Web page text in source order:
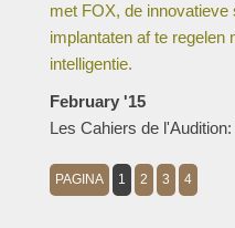
met FOX, de
implantaten af te regelen
intelligentie.
February '15
Les Cahiers de
PAGINA 1 2 3 4